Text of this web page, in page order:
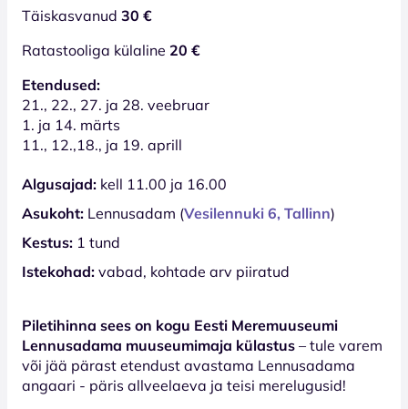
Täiskasvanud 30 €
Ratastooliga külaline 20 €
Etendused:
21., 22., 27. ja 28. veebruar
1. ja 14. märts
11., 12.,18., ja 19. aprill
Algusajad: kell 11.00 ja 16.00
Asukoht: Lennusadam (Vesilennuki 6, Tallinn)
Kestus: 1 tund
Istekohad: vabad, kohtade arv piiratud
Piletihinna sees on kogu Eesti Meremuuseumi
Lennusadama muuseumimaja külastus – tule varem
või jää pärast etendust avastama Lennusadama
angaari - päris allveelaeva ja teisi merelugusid!